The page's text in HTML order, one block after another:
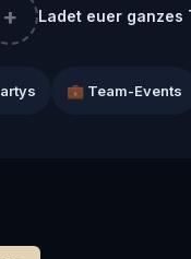
+ Ladet euer ganzes
💼 Team-Events